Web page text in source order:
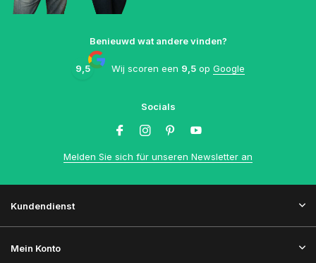
Benieuwd wat andere vinden?
9,5 Wij scoren een 9,5 op Google
Socials
Melden Sie sich für unseren Newsletter an
Kundendienst
Mein Konto